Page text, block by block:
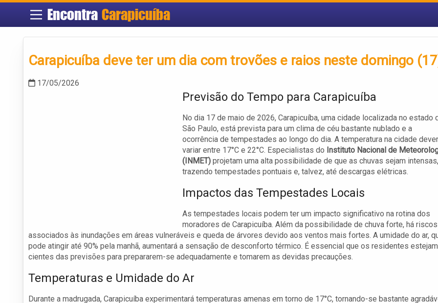
EncontraCarapicuíba
Carapicuíba deve ter um dia com trovões e raios neste domingo
17/05/2026
Previsão do Tempo para Carapicuíba
No dia 17 de maio de 2026, Carapicuíba, uma cidade localizada no estado
São Paulo, está prevista para um clima de céu bastante nublado e a
ocorrência de tempestades ao longo do dia. A temperatura na cidade
variar entre 17°C e 22°C. Especialistas do Instituto Nacional de
(INMET) projetam uma alta possibilidade de que as chuvas sejam intensas,
trazendo tempestades pontuais e, talvez, até descargas elétricas.
Impactos das Tempestades Locais
As tempestades locais podem ter um impacto significativo na rotina dos
moradores de Carapicuíba. Além da possibilidade de chuva forte, há riscos
associados às inundações em áreas vulneráveis e queda de árvores devido aos ventos mais fortes. A umidade do ar,
pode atingir até 90% pela manhã, aumentará a sensação de desconforto térmico. É essencial que os residentes estejam
cientes das previsões para prepararem-se adequadamente e tomarem as devidas precauções.
Temperaturas e Umidade do Ar
Durante a madrugada, Carapicuíba experimentará temperaturas amenas em torno de 17°C, tornando-se bastante